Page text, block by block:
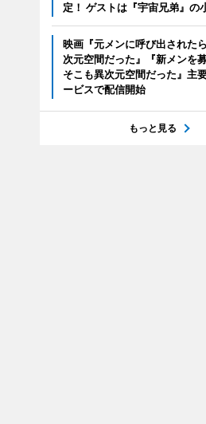
定！ ゲストは『宇宙兄弟』の
映画『元メンに呼び出された
次元空間だった』『新メンを募
そこも異次元空間だった』主
ービスで配信開始
もっと見る